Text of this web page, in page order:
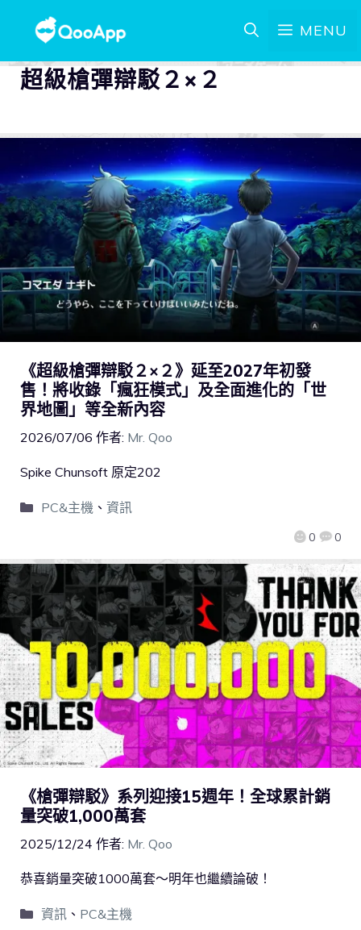
MENU
超級槍彈辯駁２×２
《超級槍彈辯駁２×２》延至2027年初發
售！將收錄「瘋狂模式」及全面進化的「世
界地圖」等全新內容
2026/07/06 作者: Mr. Qoo
0 0
Spike Chunsoft 原定202
PC&主機、 資訊
《槍彈辯駁》系列迎接15週年！全球累計銷
量突破1,000萬套
2025/12/24 作者: Mr. Qoo
恭喜銷量突破1000萬套～明年也繼續論破！
資訊、 PC&主機